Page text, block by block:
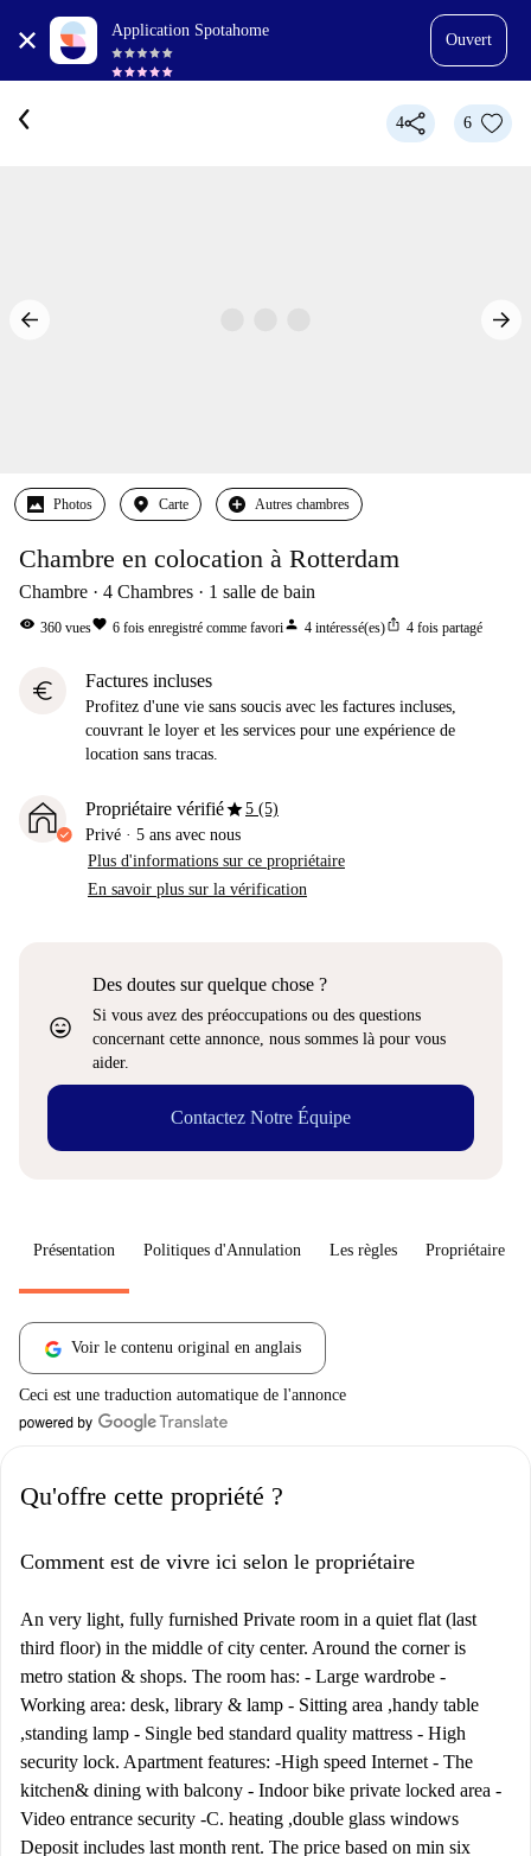
Application Spotahome
Ouvert
4 6
Photos Carte Autres chambres
Chambre en colocation à Rotterdam
Chambre 4 Chambres 1 salle de bain
visibility 360 vuesfavorite 6 fois enregistré comme favoriperson 4 intéressé(es)ios_share 4 fois partagé
euro Factures incluses
Profitez d'une vie sans soucis avec les factures incluses,
couvrant le loyer et les services pour une expérience de
location sans tracas.
Propriétaire vérifiéstar5 (5)
Privé · 5 ans avec nous
Plus d'informations sur ce propriétaire
En savoir plus sur la vérification
sentiment_very_satisfied
Des doutes sur quelque chose ?
Si vous avez des préoccupations ou des questions
concernant cette annonce, nous sommes là pour vous
aider.
Contactez Notre Équipe
Présentation Politiques d'Annulation Les règles Propriétaire
Voir le contenu original en anglais
Ceci est une traduction automatique de l'annonce
Qu'offre cette propriété ?
Comment est de vivre ici selon le propriétaire
An very light, fully furnished Private room in a quiet flat (last
third floor) in the middle of city center. Around the corner is
metro station & shops. The room has: - Large wardrobe -
Working area: desk, library & lamp - Sitting area ,handy table
,standing lamp - Single bed standard quality mattress - High
security lock. Apartment features: -High speed Internet - The
kitchen& dining with balcony - Indoor bike private locked area -
Video entrance security -C. heating ,double glass windows
Deposit includes last month rent. The price based on min six